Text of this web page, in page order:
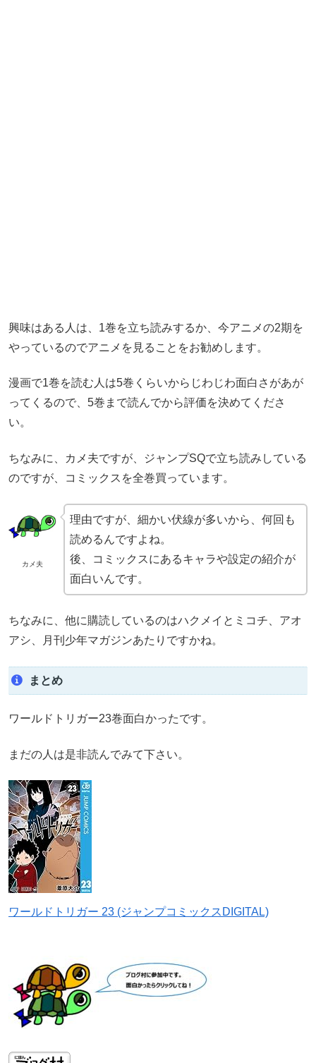
興味はある人は、1巻を立ち読みするか、今アニメの2期を
やっているのでアニメを見ることをお勧めします。
漫画で1巻を読む人は5巻くらいからじわじわ面白さがあが
ってくるので、5巻まで読んでから評価を決めてくださ
い。
ちなみに、カメ夫ですが、ジャンプSQで立ち読みしている
のですが、コミックスを全巻買っています。
カメ夫
理由ですが、細かい伏線が多いから、何回も
読めるんですよね。
後、コミックスにあるキャラや設定の紹介が
面白いんです。
ちなみに、他に購読しているのはハクメイとミコチ、アオ
アシ、月刊少年マガジンあたりですかね。
まとめ
ワールドトリガー23巻面白かったです。
まだの人は是非読んでみて下さい。
ワールドトリガー 23 (ジャンプコミックスDIGITAL)